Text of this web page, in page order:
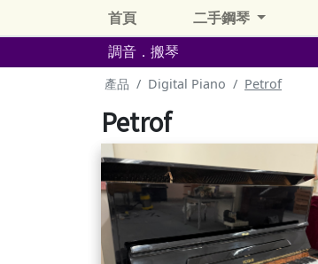
首頁 二手鋼琴
調音．搬琴
產品 Digital Piano Petrof
Petrof